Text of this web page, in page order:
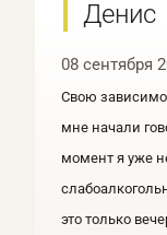
Денис
08 сентября
Свою
мне начали
момент я уже
это только